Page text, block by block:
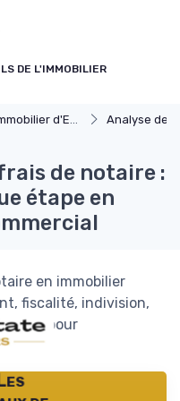
DE L'IMMOBILIER
d'Entreprise Analyse des
de notaire :
étape en
en immobilier
fiscalité, indivision,
pour